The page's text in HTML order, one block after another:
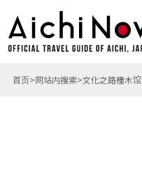
首页 网站内搜索 文化之路橦木馆